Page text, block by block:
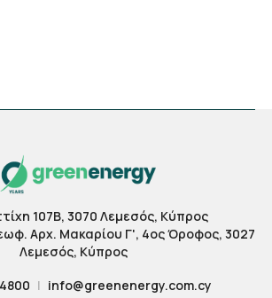
107Β, 3070 Λεμεσός, Κύπρος
Αρχ. Μακαρίου Γ', 4ος Όροφος, 3027
Λεμεσός, Κύπρος
| info@greenenergy.com.cy